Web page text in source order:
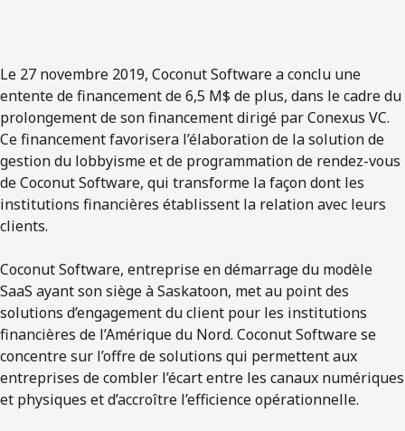
Le 27 novembre 2019, Coconut Software a conclu une
entente de financement de 6,5 M$ de plus, dans le cadre du
prolongement de son financement dirigé par Conexus VC.
Ce financement favorisera l’élaboration de la solution de
gestion du lobbyisme et de programmation de rendez-vous
de Coconut Software, qui transforme la façon dont les
institutions financières établissent la relation avec leurs
clients.
Coconut Software, entreprise en démarrage du modèle
SaaS ayant son siège à Saskatoon, met au point des
solutions d’engagement du client pour les institutions
financières de l’Amérique du Nord. Coconut Software se
concentre sur l’offre de solutions qui permettent aux
entreprises de combler l’écart entre les canaux numériques
et physiques et d’accroître l’efficience opérationnelle.